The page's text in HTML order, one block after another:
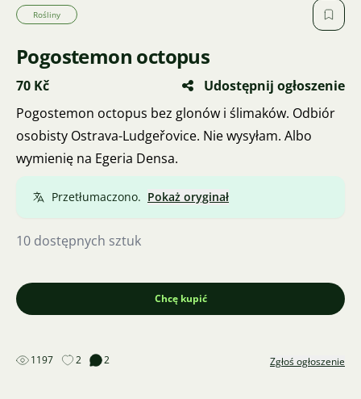
Rośliny
Pogostemon octopus
70 Kč
Udostępnij ogłoszenie
Pogostemon octopus bez glonów i ślimaków. Odbiór
osobisty Ostrava-Ludgeřovice. Nie wysyłam. Albo
wymienię na Egeria Densa.
Przetłumaczono. Pokaż oryginał
10 dostępnych sztuk
Chcę kupić
1197 2 2 Zgłoś ogłoszenie